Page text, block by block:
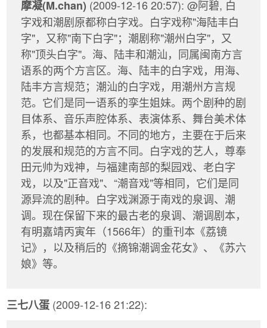
摩凝(M.chan) (2009-12-16 20:57): @阿碧, 白
字戏和潮剧原都称白字戏。白字戏称"海陆丰白
字"，又称"南下白字"；潮剧称"潮州白字"，又
称"顶头白字"。海、陆丰和潮汕，同属闽南方言
语系的两个方言区。海、陆丰的白字戏，用海、
陆丰方言规范；潮汕的白字戏，用潮州方言规
范。它们是同一语系的孪生姐妹。两个剧种的剧
目体系、音乐声腔体系、表演体系、舞台美术体
系，也都基本相同。不同的地方，主要在于后来
的发展和规范的方言不同。白字戏的艺人，尊奉
田元帅为戏神，与福建南部的梨园戏、老白字
戏，以及"正音戏"、“潮音戏"等相同，它们是同
源异流的剧种。白字戏渊源于南戏的泉调、潮
调。现在保留下来的最古老的泉调、潮调剧本，
有明嘉靖丙寅年（1566年）的重刊本《荔镜
记》，以及稍后的《摘锦潮调金花女》、《苏六
娘》等。
三七八蛋 (2009-12-16 21:22):